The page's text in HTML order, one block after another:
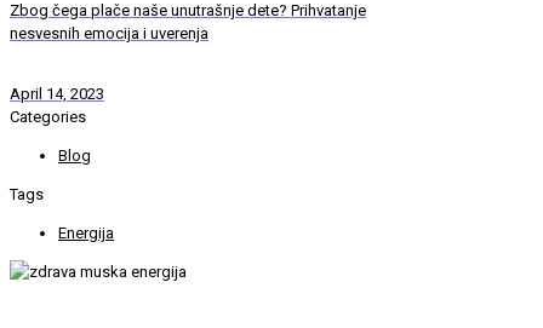
Zbog čega plače naše unutrašnje dete? Prihvatanje
nesvesnih emocija i uverenja
April 14, 2023
Categories
Blog
Tags
Energija